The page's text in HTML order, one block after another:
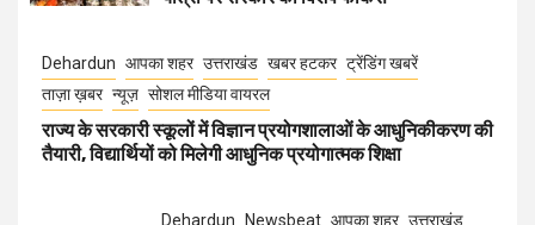
Dehardun आपका शहर उत्तराखंड खबर हटकर ट्रेंडिंग खबरें
ताज़ा ख़बर न्यूज़ सोशल मीडिया वायरल
राज्य के सरकारी स्कूलों में विज्ञान प्रयोगशालाओं के आधुनिकीकरण की
तैयारी, विद्यार्थियों को मिलेगी आधुनिक प्रयोगात्मक शिक्षा
Dehardun Newsbeat आपका शहर उत्तराखंड